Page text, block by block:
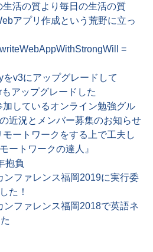
生活の質より毎日の生活の質
アプリ作成という荒野に立っ
=
をv3にアップグレードして
アップグレードした
加しているオンライン勉強グル
近況とメンバー募集のお知らせ
モートワークをする上で工夫し
ートワークの達人』
抱負
ンファレンス福岡2019に実行委
た！
ンファレンス福岡2018で英語ネ